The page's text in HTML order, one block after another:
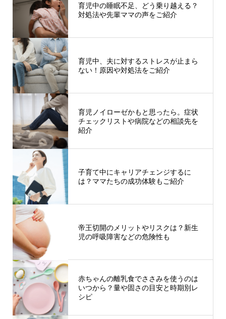
育児中の睡眠不足、どう乗り越える？
対処法や先輩ママの声をご紹介
育児中、夫に対するストレスが止まら
ない！原因や対処法をご紹介
育児ノイローゼかもと思ったら。症状
チェックリストや病院などの相談先を
紹介
子育て中にキャリアチェンジするに
は？ママたちの成功体験もご紹介
帝王切開のメリットやリスクは？新生
児の呼吸障害などの危険性も
赤ちゃんの離乳食でささみを使うのは
いつから？量や固さの目安と時期別レ
シピ